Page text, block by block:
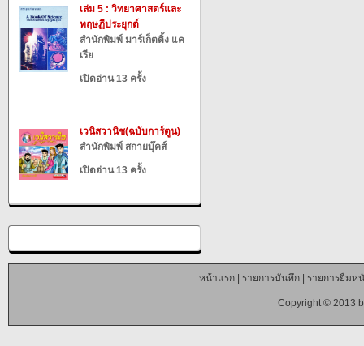
เล่ม 5 : วิทยาศาสตร์และ
ทฤษฏีประยุกต์
สำนักพิมพ์ มาร์เก็ตติ้ง แค
เรีย
เปิดอ่าน 13 ครั้ง
เวนิสวานิช(ฉบับการ์ตูน)
สำนักพิมพ์ สกายบุ๊คส์
เปิดอ่าน 13 ครั้ง
หน้าแรก| รายการบันทึก| รายการยืมห
Copyright © 2013